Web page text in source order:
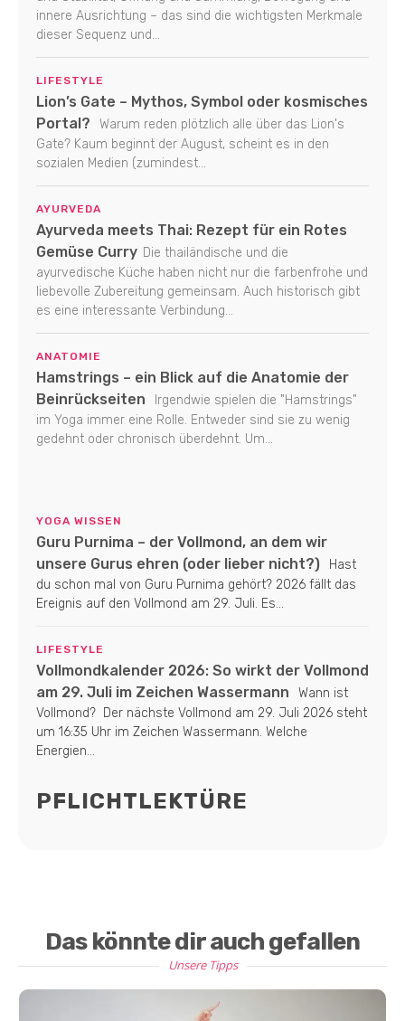
innere Ausrichtung – das sind die wichtigsten Merkmale
dieser Sequenz und...
LIFESTYLE
Lion’s Gate – Mythos, Symbol oder kosmisches
Portal?
Warum reden plötzlich alle über das Lion's
Gate? Kaum beginnt der August, scheint es in den
sozialen Medien (zumindest...
AYURVEDA
Ayurveda meets Thai: Rezept für ein Rotes
Gemüse Curry Die thailändische und die
ayurvedische Küche haben nicht nur die farbenfrohe und
liebevolle Zubereitung gemeinsam. Auch historisch gibt
es eine interessante Verbindung...
ANATOMIE
Hamstrings – ein Blick auf die Anatomie der
Beinrückseiten
Irgendwie spielen die "Hamstrings"
im Yoga immer eine Rolle. Entweder sind sie zu wenig
gedehnt oder chronisch überdehnt. Um...
YOGA WISSEN
Guru Purnima – der Vollmond, an dem wir
unsere Gurus ehren (oder lieber nicht?)
Hast
du schon mal von Guru Purnima gehört? 2026 fällt das
Ereignis auf den Vollmond am 29. Juli. Es...
LIFESTYLE
Vollmondkalender 2026: So wirkt der Vollmond
am 29. Juli im Zeichen Wassermann
Wann ist
Vollmond? Der nächste Vollmond am 29. Juli 2026 steht
um 16:35 Uhr im Zeichen Wassermann. Welche
Energien...
PFLICHTLEKTÜRE
Das könnte dir auch gefallen
Unsere Tipps